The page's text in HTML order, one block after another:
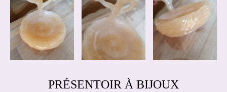
PRÉSENTOIR À BIJOUX